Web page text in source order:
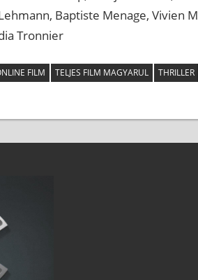
Baptiste Menage, Vivien
Tronnier
FILM TELJES FILM MAGYARUL THRILLER